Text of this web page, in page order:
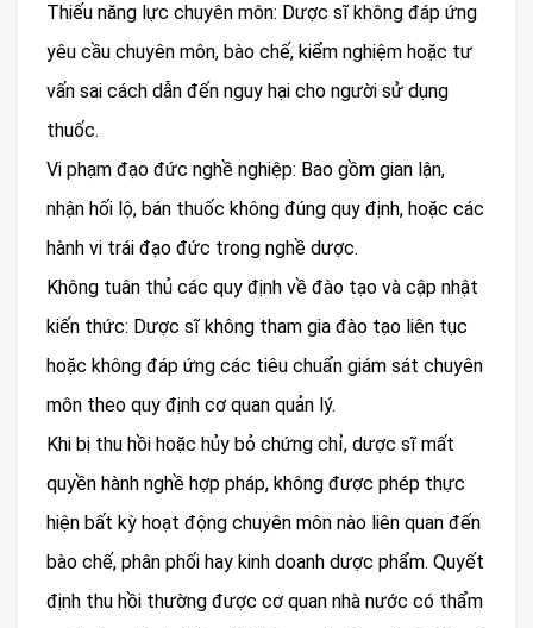
Thiếu năng lực chuyên môn: Dược sĩ không đáp ứng
yêu cầu chuyên môn, bào chế, kiểm nghiệm hoặc tư
vấn sai cách dẫn đến nguy hại cho người sử dụng
thuốc.
Vi phạm đạo đức nghề nghiệp: Bao gồm gian lận,
nhận hối lộ, bán thuốc không đúng quy định, hoặc các
hành vi trái đạo đức trong nghề dược.
Không tuân thủ các quy định về đào tạo và cập nhật
kiến thức: Dược sĩ không tham gia đào tạo liên tục
hoặc không đáp ứng các tiêu chuẩn giám sát chuyên
môn theo quy định cơ quan quản lý.
Khi bị thu hồi hoặc hủy bỏ chứng chỉ, dược sĩ mất
quyền hành nghề hợp pháp, không được phép thực
hiện bất kỳ hoạt động chuyên môn nào liên quan đến
bào chế, phân phối hay kinh doanh dược phẩm. Quyết
định thu hồi thường được cơ quan nhà nước có thẩm